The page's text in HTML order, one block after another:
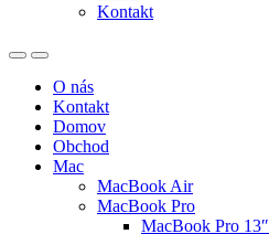
Kontakt
O nás
Kontakt
Domov
Obchod
Mac
MacBook Air
MacBook Pro
MacBook Pro 13″